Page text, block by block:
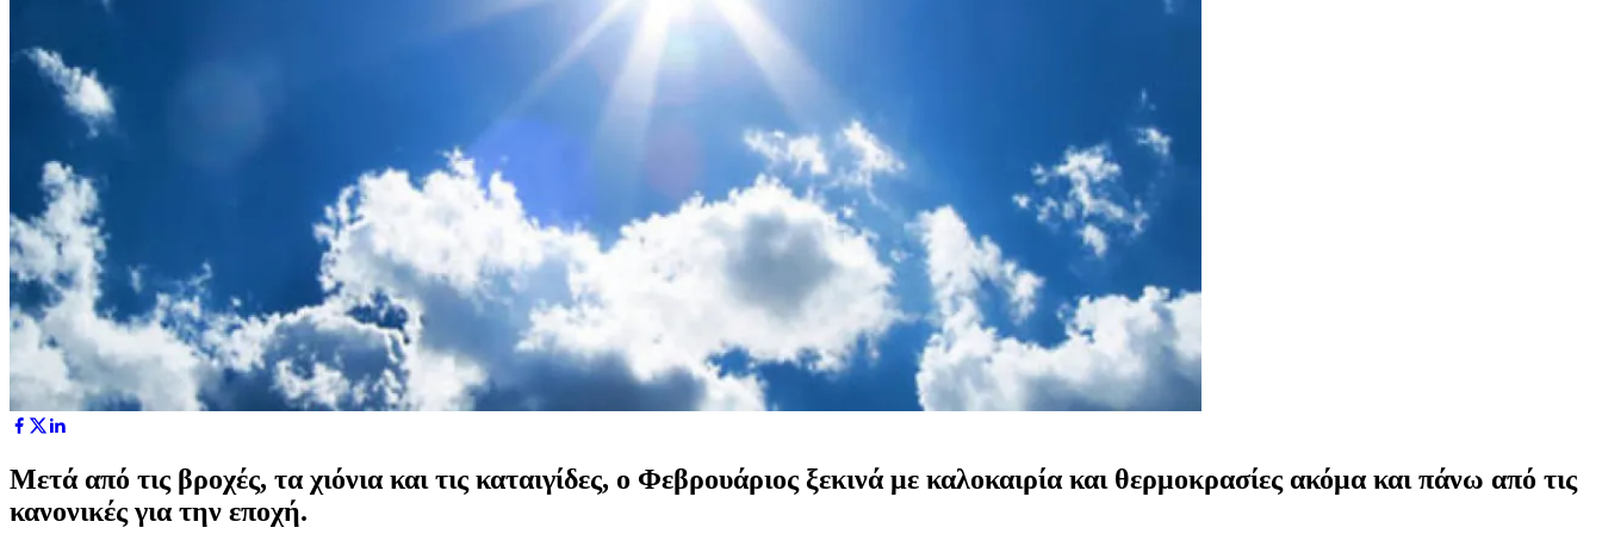
Μετά από τις βροχές, τα χιόνια και τις καταιγίδες, ο Φεβρουάριος ξεκινά με καλοκαιρία και θερμοκρασίες ακόμα και πάνω από τις
κανονικές για την εποχή.